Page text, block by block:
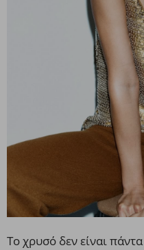
Το χρυσό δεν είναι